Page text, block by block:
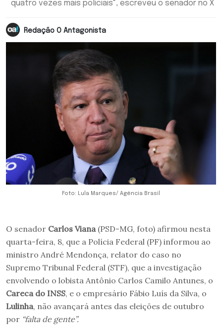
quatro vezes mais policiais", escreveu o senador no X
Redação O Antagonista
Foto: Lula Marques/ Agência Brasil
O senador Carlos Viana (PSD-MG, foto) afirmou nesta
quarta-feira, 8, que a Polícia Federal (PF) informou ao
ministro André Mendonça, relator do caso no
Supremo Tribunal Federal (STF), que a investigação
envolvendo o lobista Antônio Carlos Camilo Antunes, o
Careca do INSS, e o empresário Fábio Luís da Silva, o
Lulinha, não avançará antes das eleições de outubro
por “falta de gente”.